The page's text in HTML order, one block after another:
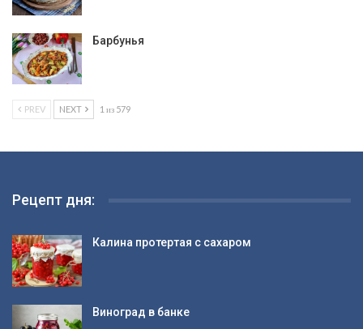
Барбунья
PREV NEXT 1 из 579
Рецепт дня:
Калина протертая с сахаром
Виноград в банке